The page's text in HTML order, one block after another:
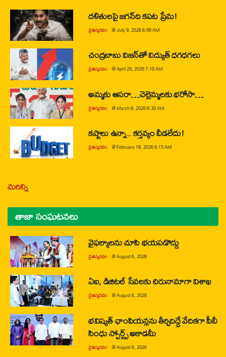
దళితులపై జగన్‌ది కపట ప్రేమ!
చైతన్యరధం @July 9, 2026 6:00 AM
చంద్రబాబు విజన్‌తో విద్యుత్ ధగధగలు
చైతన్యరధం @April 29, 2026 7:10 AM
అమ్మకు ఆసరా…చెల్లెమ్మలకు భరోసా…
చైతన్యరధం @March 8, 2026 6:30 AM
కష్టాలు ఉన్నా.. కర్తవ్యం వీడలేదు!
చైతన్యరధం @February 18, 2026 6:15 AM
మరిన్ని
తాజా సంఘటనలు
వైఫల్యాలను చూసి భయపడొద్దు
చైతన్యరధం @August 6, 2026
ఏఐ, డిజిటల్ సేవలకు చిరునామాగా విశాఖ
చైతన్యరధం @August 6, 2026
భవిష్యత్ ఛాంపియన్లను తీర్చిదిద్దే వేదికగా పీవీ
సింధు స్పోర్ట్స్ అకాడమీ
చైతన్యరధం @August 6, 2026